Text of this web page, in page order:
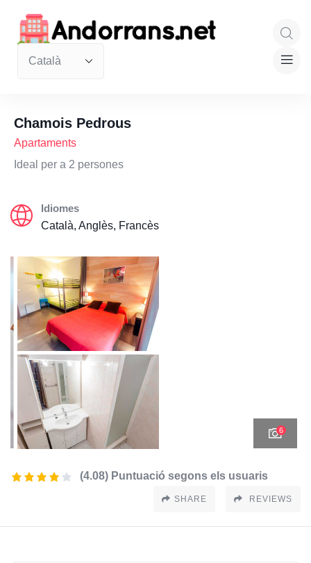
Chamois Pedrous
Apartaments
Ideal per a 2 persones
Idiomes
Català, Anglès, Francès
6
(4.08) Puntuació segons els usuaris
SHARE REVIEWS